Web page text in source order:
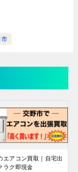
市
エアコン買取｜自宅出
ラク即現金